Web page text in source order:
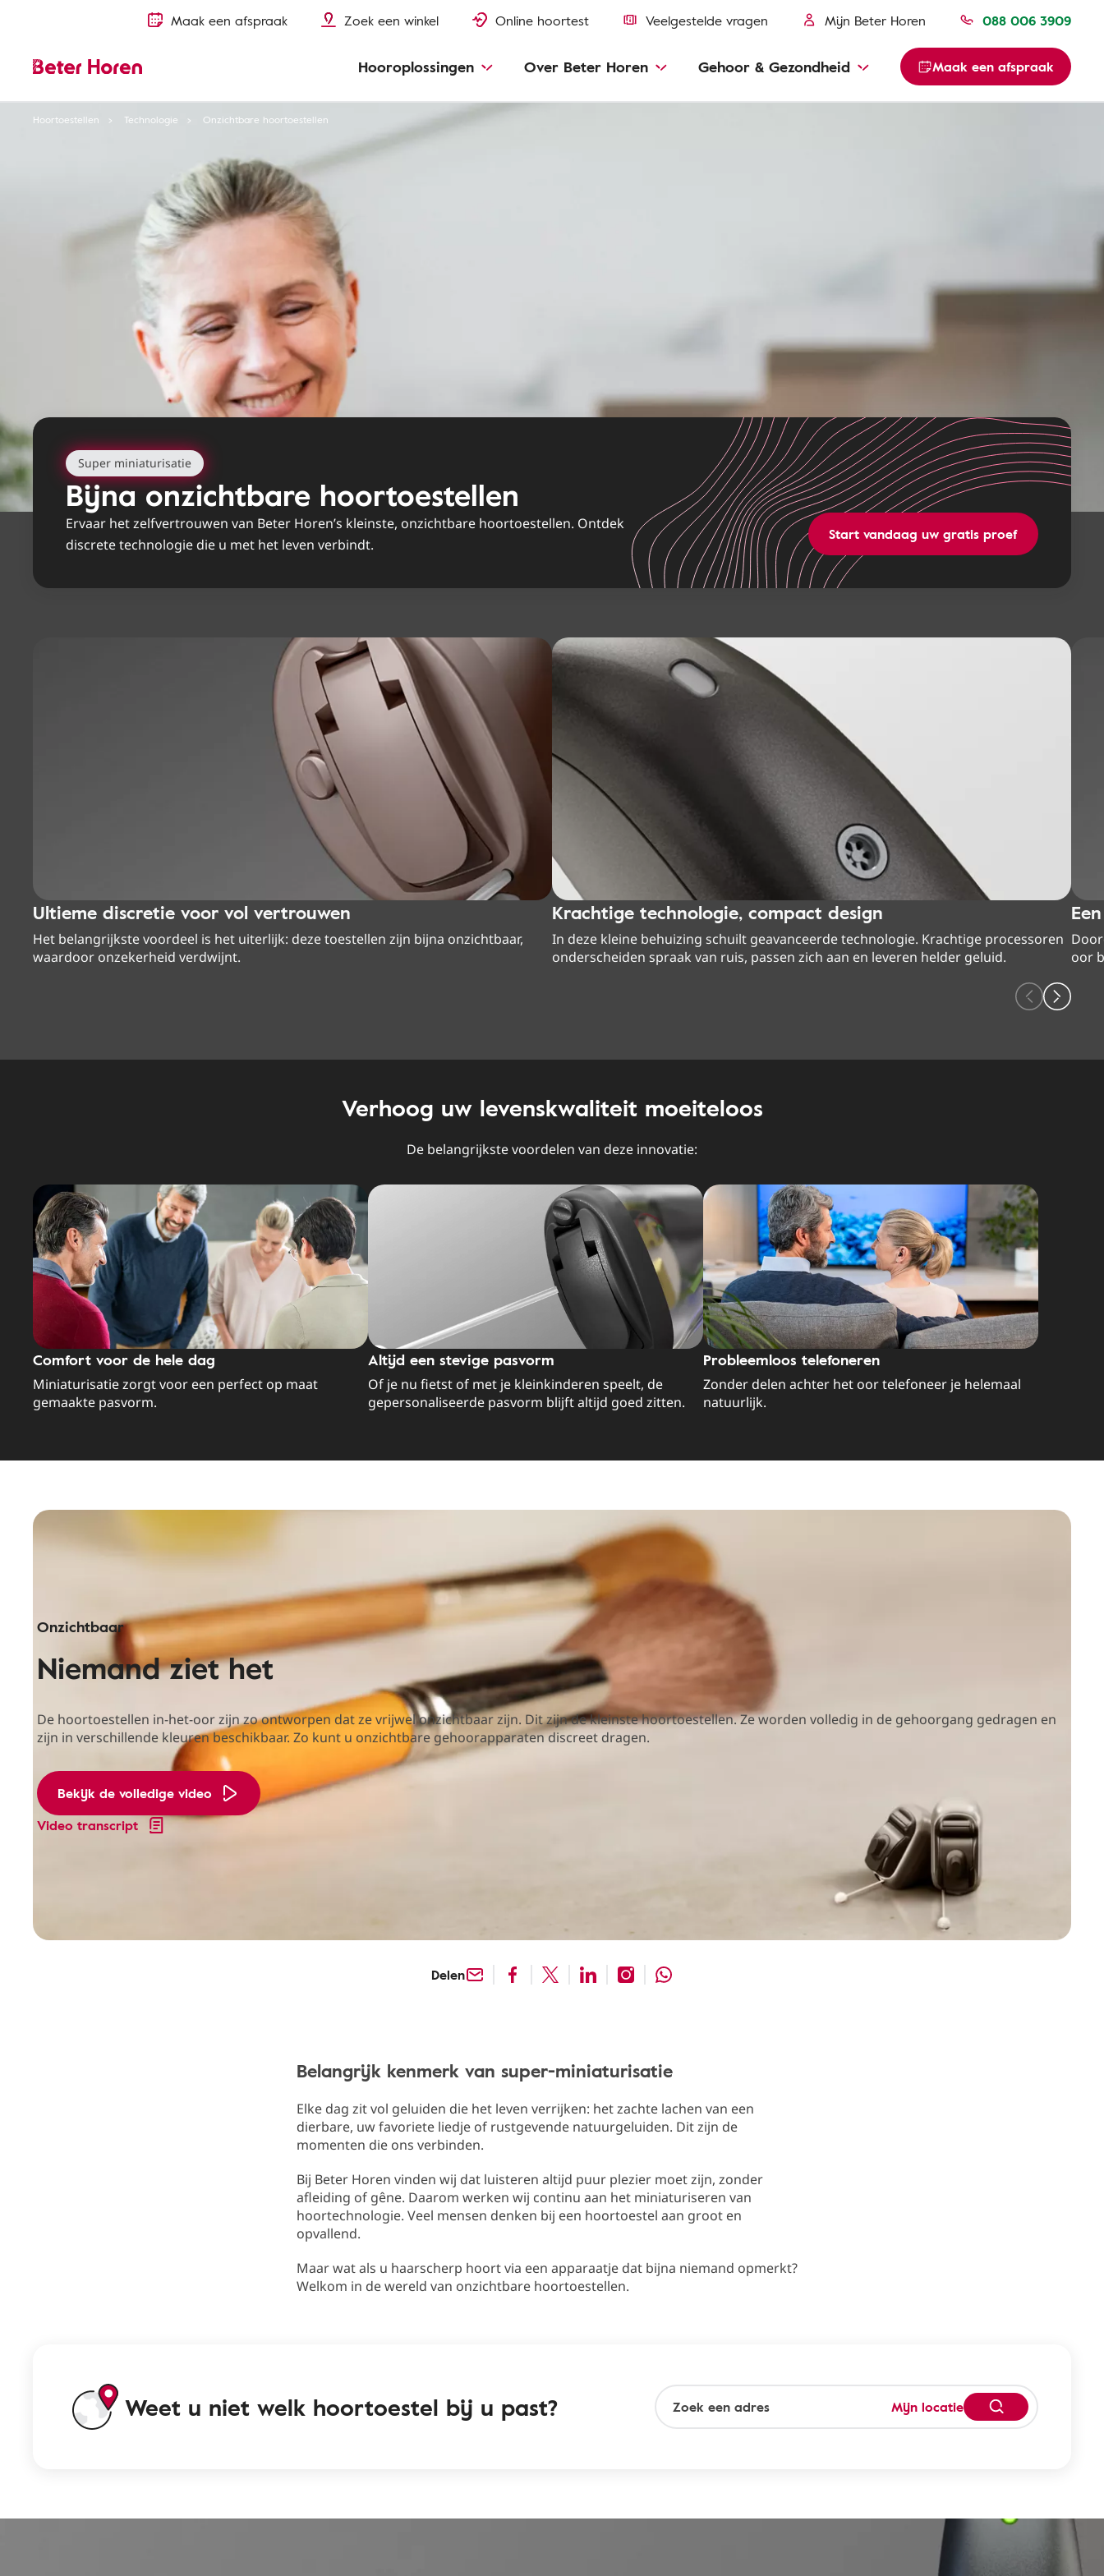
Maak een afspraak Zoek een winkel Online hoortest Veelgestelde vragen Mijn Beter Horen 088 006 3909
Hooroplossingen Over Beter Horen Gehoor & Gezondheid Maak een afspraak
Hoortoestellen Technologie Onzichtbare hoortoestellen
Super miniaturisatie
Bijna onzichtbare hoortoestellen
Ervaar het zelfvertrouwen van Beter Horen’s kleinste, onzichtbare hoortoestellen. Ontdek
discrete technologie die u met het leven verbindt.
Start vandaag uw gratis proef
Ultieme discretie voor vol vertrouwen
Het belangrijkste voordeel is het uiterlijk: deze toestellen zijn bijna onzichtbaar,
waardoor onzekerheid verdwijnt.
Krachtige technologie, compact design
In deze kleine behuizing schuilt geavanceerde technologie. Krachtige processoren
onderscheiden spraak van ruis, passen zich aan en leveren helder geluid.
oor
Verhoog uw levenskwaliteit moeiteloos
De belangrijkste voordelen van deze innovatie:
Comfort voor de hele dag
Miniaturisatie zorgt voor een perfect op maat
gemaakte pasvorm.
Altijd een stevige pasvorm
Of je nu fietst of met je kleinkinderen speelt, de
gepersonaliseerde pasvorm blijft altijd goed zitten.
Probleemloos telefoneren
Zonder delen achter het oor telefoneer je helemaal
natuurlijk.
Onzichtbaar
Niemand ziet het
De hoortoestellen in-het-oor zijn zo ontworpen dat ze vrijwel onzichtbaar zijn. Dit zijn de kleinste hoortoestellen. Ze worden volledig in de gehoorgang gedragen en
zijn in verschillende kleuren beschikbaar. Zo kunt u onzichtbare gehoorapparaten discreet dragen.
Bekijk de volledige video
Video transcript
Delen
Belangrijk kenmerk van super-miniaturisatie
Elke dag zit vol geluiden die het leven verrijken: het zachte lachen van een
dierbare, uw favoriete liedje of rustgevende natuurgeluiden. Dit zijn de
momenten die ons verbinden.
Bij Beter Horen vinden wij dat luisteren altijd puur plezier moet zijn, zonder
afleiding of gêne. Daarom werken wij continu aan het miniaturiseren van
hoortechnologie. Veel mensen denken bij een hoortoestel aan groot en
opvallend.
Maar wat als u haarscherp hoort via een apparaatje dat bijna niemand opmerkt?
Welkom in de wereld van onzichtbare hoortoestellen.
Weet u niet welk hoortoestel bij u past? Mijn locatie